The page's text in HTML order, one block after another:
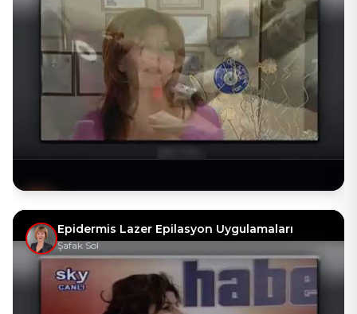
Epidermis Lazer Epilasyon Uygulamaları
Şafak Sol